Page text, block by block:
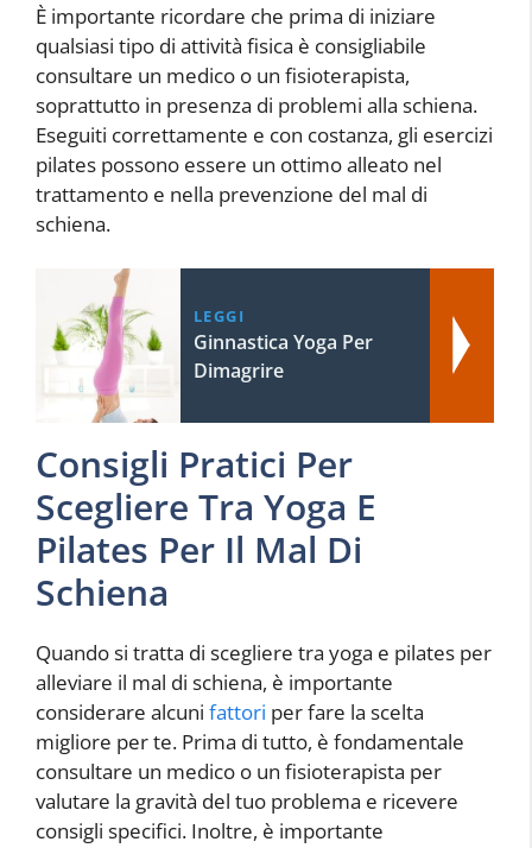
È importante ricordare che prima di iniziare
qualsiasi tipo di attività fisica è consigliabile
consultare un medico o un fisioterapista,
soprattutto in presenza di problemi alla schiena.
Eseguiti correttamente e con costanza, gli esercizi
pilates possono essere un ottimo alleato nel
trattamento e nella prevenzione del mal di
schiena.
LEGGI
Ginnastica Yoga Per
Dimagrire
Consigli Pratici Per
Scegliere Tra Yoga E
Pilates Per Il Mal Di
Schiena
Quando si tratta di scegliere tra yoga e pilates per
alleviare il mal di schiena, è importante
considerare alcuni fattori per fare la scelta
migliore per te. Prima di tutto, è fondamentale
consultare un medico o un fisioterapista per
valutare la gravità del tuo problema e ricevere
consigli specifici. Inoltre, è importante